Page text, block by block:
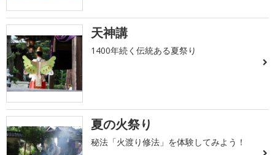
天神講
1400年続く伝統ある夏祭り
夏の火祭り
秘法「火渡り修法」を体験してみよう！